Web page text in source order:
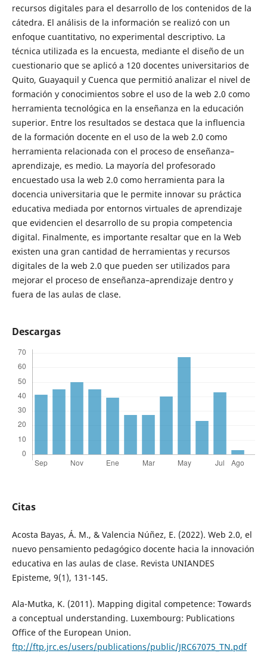
recursos digitales para el desarrollo de los contenidos de la
cátedra. El análisis de la información se realizó con un
enfoque cuantitativo, no experimental descriptivo. La
técnica utilizada es la encuesta, mediante el diseño de un
cuestionario que se aplicó a 120 docentes universitarios de
Quito, Guayaquil y Cuenca que permitió analizar el nivel de
formación y conocimientos sobre el uso de la web 2.0 como
herramienta tecnológica en la enseñanza en la educación
superior. Entre los resultados se destaca que la influencia
de la formación docente en el uso de la web 2.0 como
herramienta relacionada con el proceso de enseñanza–
aprendizaje, es medio. La mayoría del profesorado
encuestado usa la web 2.0 como herramienta para la
docencia universitaria que le permite innovar su práctica
educativa mediada por entornos virtuales de aprendizaje
que evidencien el desarrollo de su propia competencia
digital. Finalmente, es importante resaltar que en la Web
existen una gran cantidad de herramientas y recursos
digitales de la web 2.0 que pueden ser utilizados para
mejorar el proceso de enseñanza–aprendizaje dentro y
fuera de las aulas de clase.
Descargas
Citas
Acosta Bayas, Á. M., & Valencia Núñez, E. (2022). Web 2.0, el
nuevo pensamiento pedagógico docente hacia la innovación
educativa en las aulas de clase. Revista UNIANDES
Episteme, 9(1), 131-145.
Ala-Mutka, K. (2011). Mapping digital competence: Towards
a conceptual understanding. Luxembourg: Publications
Office of the European Union.
ftp://ftp.jrc.es/users/publications/public/JRC67075_TN.pdf